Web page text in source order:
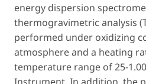
energy dispersion
thermogravimetric analysis
performed under oxidizing
atmosphere and a heating
temperature range of 25-